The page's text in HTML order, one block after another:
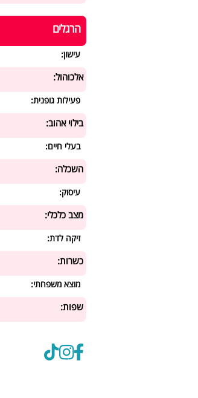
הרגלים
עישון:
אלכוהול:
פעילות גופנית:
בילוי אהוב:
בעלי חיים:
השכלה:
עיסוק:
מצב כלכלי:
זיקה לדת:
כשרות:
מוצא משפחתי:
שפות: